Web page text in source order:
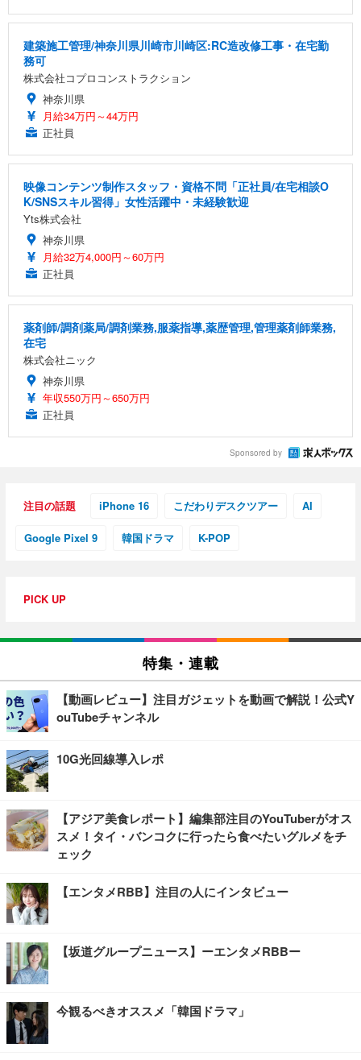
建築施工管理/神奈川県川崎市川崎区:RC造改修工事・在宅勤
務可
株式会社コプロコンストラクション
神奈川県
月給34万円～44万円
正社員
映像コンテンツ制作スタッフ・資格不問「正社員/在宅相談O
K/SNSスキル習得」女性活躍中・未経験歓迎
Yts株式会社
神奈川県
月給32万4,000円～60万円
正社員
薬剤師/調剤薬局/調剤業務,服薬指導,薬歴管理,管理薬剤師業務,
在宅
株式会社ニック
神奈川県
年収550万円～650万円
正社員
Sponsored by
注目の話題 iPhone 16 こだわりデスクツアー AI
Google Pixel 9 韓国ドラマ K-POP
PICK UP
特集・連載
【動画レビュー】注目ガジェットを動画で解説！公式Y
ouTubeチャンネル
10G光回線導入レポ
【アジア美食レポート】編集部注目のYouTuberがオス
スメ！タイ・バンコクに行ったら食べたいグルメをチ
ェック
【エンタメRBB】注目の人にインタビュー
【坂道グループニュース】ーエンタメRBBー
今観るべきオススメ「韓国ドラマ」